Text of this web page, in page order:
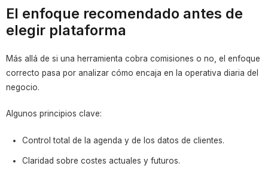
El enfoque recomendado antes de
elegir plataforma
Más allá de si una herramienta cobra comisiones o no, el enfoque
correcto pasa por analizar cómo encaja en la operativa diaria del
negocio.
Algunos principios clave:
Control total de la agenda y de los datos de clientes.
Claridad sobre costes actuales y futuros.